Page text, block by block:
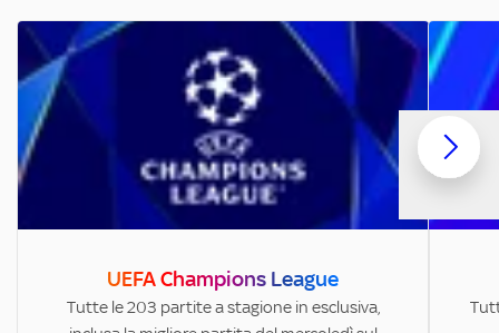
UEFA Champions League
Tutte le 203 partite a stagione in esclusiva,